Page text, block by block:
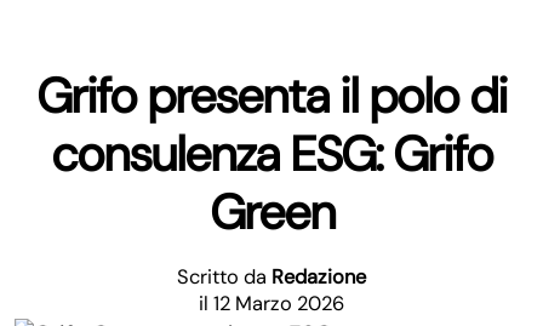
Grifo presenta il polo di
consulenza ESG: Grifo
Green
Scritto da Redazione
il 12 Marzo 2026